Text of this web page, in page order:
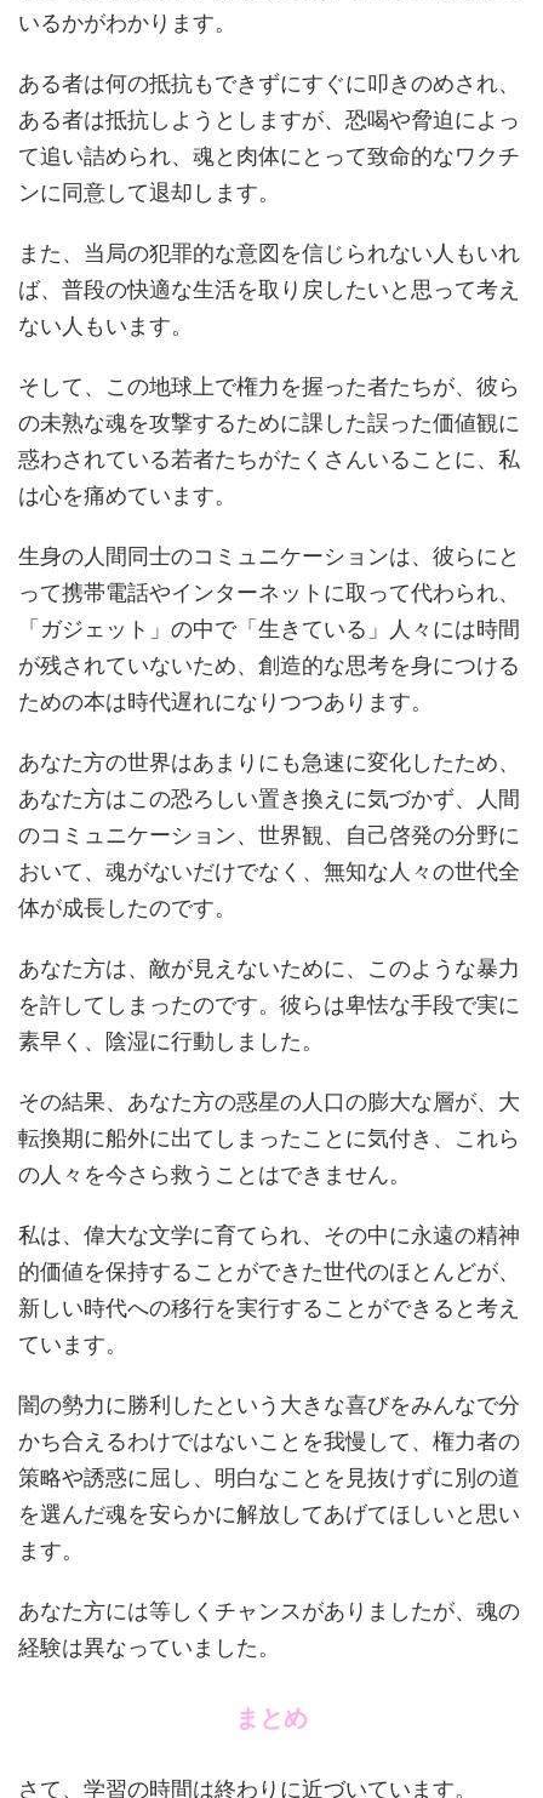
いるかがわかります。
ある者は何の抵抗もできずにすぐに叩きのめされ、
ある者は抵抗しようとしますが、恐喝や脅迫によっ
て追い詰められ、魂と肉体にとって致命的なワクチ
ンに同意して退却します。
また、当局の犯罪的な意図を信じられない人もいれ
ば、普段の快適な生活を取り戻したいと思って考え
ない人もいます。
そして、この地球上で権力を握った者たちが、彼ら
の未熟な魂を攻撃するために課した誤った価値観に
惑わされている若者たちがたくさんいることに、私
は心を痛めています。
生身の人間同士のコミュニケーションは、彼らにと
って携帯電話やインターネットに取って代わられ、
「ガジェット」の中で「生きている」人々には時間
が残されていないため、創造的な思考を身につける
ための本は時代遅れになりつつあります。
あなた方の世界はあまりにも急速に変化したため、
あなた方はこの恐ろしい置き換えに気づかず、人間
のコミュニケーション、世界観、自己啓発の分野に
おいて、魂がないだけでなく、無知な人々の世代全
体が成長したのです。
あなた方は、敵が見えないために、このような暴力
を許してしまったのです。彼らは卑怯な手段で実に
素早く、陰湿に行動しました。
その結果、あなた方の惑星の人口の膨大な層が、大
転換期に船外に出てしまったことに気付き、これら
の人々を今さら救うことはできません。
私は、偉大な文学に育てられ、その中に永遠の精神
的価値を保持することができた世代のほとんどが、
新しい時代への移行を実行することができると考え
ています。
闇の勢力に勝利したという大きな喜びをみんなで分
かち合えるわけではないことを我慢して、権力者の
策略や誘惑に屈し、明白なことを見抜けずに別の道
を選んだ魂を安らかに解放してあげてほしいと思い
ます。
あなた方には等しくチャンスがありましたが、魂の
経験は異なっていました。
まとめ
さて、学習の時間は終わりに近づいています。